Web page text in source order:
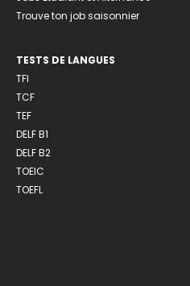
Trouve ton job saisonnier
TESTS DE LANGUES
TFI
TCF
TEF
DELF B1
DELF B2
TOEIC
TOEFL